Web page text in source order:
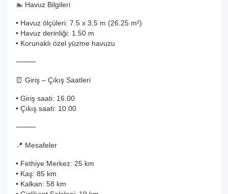
🏊 Havuz Bilgileri
• Havuz ölçüleri: 7.5 x 3.5 m (26.25 m²)
• Havuz derinliği: 1.50 m
• Korunaklı özel yüzme havuzu
⸻
⏰ Giriş – Çıkış Saatleri
• Giriş saati: 16.00
• Çıkış saati: 10.00
⸻
📍 Mesafeler
• Fethiye Merkez: 25 km
• Kaş: 85 km
• Kalkan: 58 km